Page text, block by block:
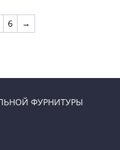
6 →
ФУРНИТУРЫ